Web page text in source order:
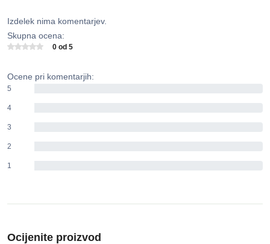
Izdelek nima komentarjev.
Skupna ocena:
0 od 5
Ocene pri komentarjih:
5
4
3
2
1
Ocijenite proizvod